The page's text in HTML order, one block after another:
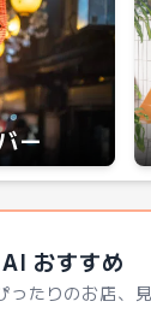
ー
おすすめ
ったりのお店、